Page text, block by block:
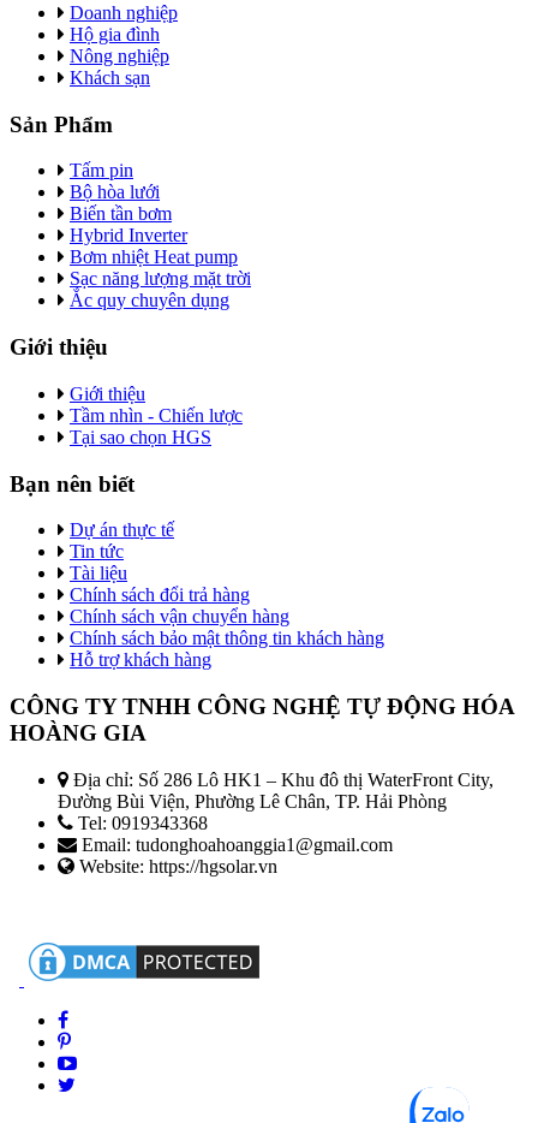
Doanh nghiệp
Hộ gia đình
Nông nghiệp
Khách sạn
Sản Phẩm
Tấm pin
Bộ hòa lưới
Biến tần bơm
Hybrid Inverter
Bơm nhiệt Heat pump
Sạc năng lượng mặt trời
Ắc quy chuyên dụng
Giới thiệu
Giới thiệu
Tầm nhìn - Chiến lược
Tại sao chọn HGS
Bạn nên biết
Dự án thực tế
Tin tức
Tài liệu
Chính sách đổi trả hàng
Chính sách vận chuyển hàng
Chính sách bảo mật thông tin khách hàng
Hỗ trợ khách hàng
CÔNG TY TNHH CÔNG NGHỆ TỰ ĐỘNG HÓA
HOÀNG GIA
Địa chỉ: Số 286 Lô HK1 – Khu đô thị WaterFront City,
Đường Bùi Viện, Phường Lê Chân, TP. Hải Phòng
Tel: 0919343368
Email: tudonghoahoanggia1@gmail.com
Website: https://hgsolar.vn